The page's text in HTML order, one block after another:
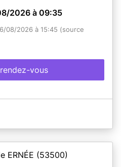
2026 à 09:35
08/2026 à 15:45 (source
vous
ERNÉE (53500)